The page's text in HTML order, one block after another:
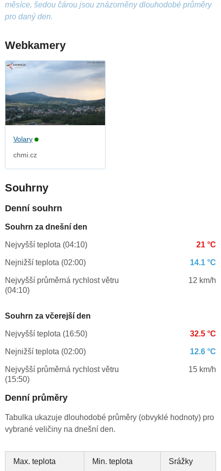
měsíce, šedou čárou jsou znázorněny dlouhodobé průměry
pro daný den.
Webkamery
Volary
chmi.cz
Souhrny
Denní souhrn
Souhrn za dnešní den
Nejvyšší teplota (04:10) 21 °C
Nejnižší teplota (02:00) 14.1 °C
Nejvyšší průměrná rychlost větru
(04:10)
12 km/h
Souhrn za včerejší den
Nejvyšší teplota (16:50) 32.5 °C
Nejnižší teplota (02:00) 12.6 °C
Nejvyšší průměrná rychlost větru
(15:50)
15 km/h
Denní průměry
Tabulka ukazuje dlouhodobé průměry (obvyklé hodnoty) pro
vybrané veličiny na dnešní den.
Max. teplota Min. teplota Srážky